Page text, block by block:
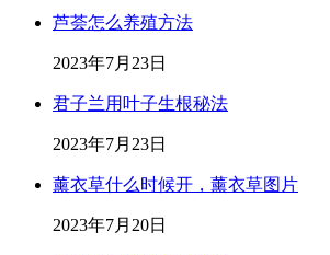
芦荟怎么养殖方法
2023年7月23日
君子兰用叶子生根秘法
2023年7月23日
薰衣草什么时候开，薰衣草图片
2023年7月20日